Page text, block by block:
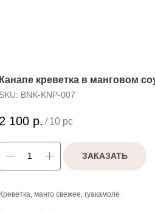
Канапе креветка в манговом
SKU: BNK-KNP-007
2 100 р. / 10 pc
ЗАКАЗАТЬ
Креветка, манго свежее, гуакамоле